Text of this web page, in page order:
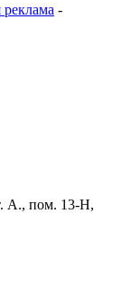
реклама -
А., пом. 13-Н,